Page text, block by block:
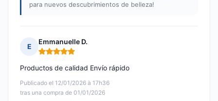
para nuevos descubrimientos de belleza!
E
Emmanuelle D.
Nota: 5 de 5
Publicado el 12/01/2026 à 17h36
tras una compra de 01/01/2026
Productos de calidad Envío rápido